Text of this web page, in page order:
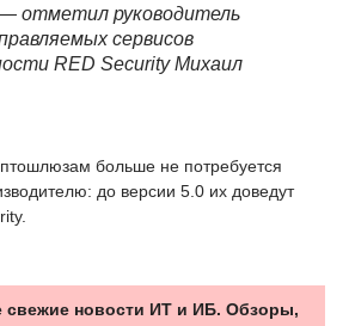
— отметил руководитель
сервисов
RED Security Михаил
больше не потребуется
до версии 5.0 их доведут
новости ИТ и ИБ. Обзоры,